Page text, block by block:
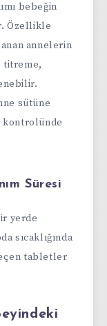
bebeğin
Özellikle
annelerin
titreme,
sütüne
kontrolünde
Süresi
yerde
sıcaklığında
tabletler